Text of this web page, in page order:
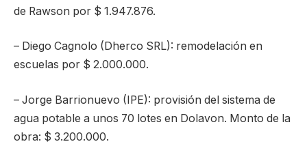
de Rawson por $ 1.947.876.
– Diego Cagnolo (Dherco SRL): remodelación en
escuelas por $ 2.000.000.
– Jorge Barrionuevo (IPE): provisión del sistema de
agua potable a unos 70 lotes en Dolavon. Monto de la
obra: $ 3.200.000.